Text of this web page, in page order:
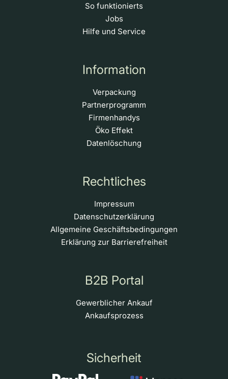
So funktionierts
Jobs
Hilfe und Service
Information
Verpackung
Partnerprogramm
Firmenhandys
Öko Effekt
Datenlöschung
Rechtliches
Impressum
Datenschutzerklärung
Allgemeine Geschäftsbedingungen
Erklärung zur Barrierefreiheit
B2B Portal
Gewerblicher Ankauf
Ankaufsprozess
Sicherheit